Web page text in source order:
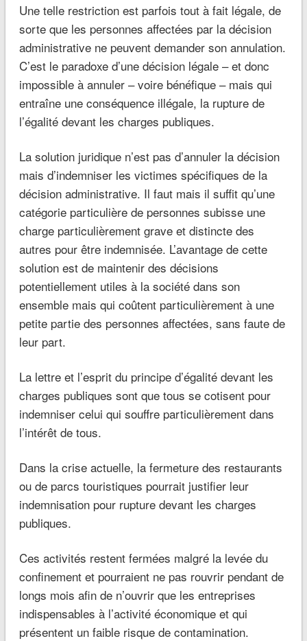
Une telle restriction est parfois tout à fait légale, de
sorte que les personnes affectées par la décision
administrative ne peuvent demander son annulation.
C’est le paradoxe d’une décision légale – et donc
impossible à annuler – voire bénéfique – mais qui
entraîne une conséquence illégale, la rupture de
l’égalité devant les charges publiques.
La solution juridique n’est pas d’annuler la décision
mais d’indemniser les victimes spécifiques de la
décision administrative. Il faut mais il suffit qu’une
catégorie particulière de personnes subisse une
charge particulièrement grave et distincte des
autres pour être indemnisée. L’avantage de cette
solution est de maintenir des décisions
potentiellement utiles à la société dans son
ensemble mais qui coûtent particulièrement à une
petite partie des personnes affectées, sans faute de
leur part.
La lettre et l’esprit du principe d’égalité devant les
charges publiques sont que tous se cotisent pour
indemniser celui qui souffre particulièrement dans
l’intérêt de tous.
Dans la crise actuelle, la fermeture des restaurants
ou de parcs touristiques pourrait justifier leur
indemnisation pour rupture devant les charges
publiques.
Ces activités restent fermées malgré la levée du
confinement et pourraient ne pas rouvrir pendant de
longs mois afin de n’ouvrir que les entreprises
indispensables à l’activité économique et qui
présentent un faible risque de contamination.